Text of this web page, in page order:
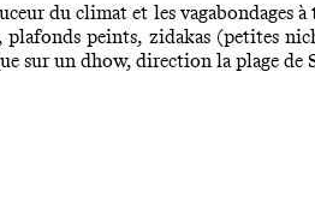
du climat et les vagabondages
plafonds peints, zidakas (petites
sur un dhow, direction la plage de